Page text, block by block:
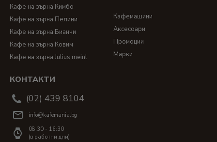
Кафе на зърна Кимбо
Кафе на зърна Пелини
Кафе на зърна Бианчи
Кафе на зърна Ковим
Кафе на зърна Julius meinl
Кафемашини
Аксесоари
Промоции
Марки
КОНТАКТИ
(02) 439 8104
info@kafemania.bg
08:30 - 16:30
(в работни дни)